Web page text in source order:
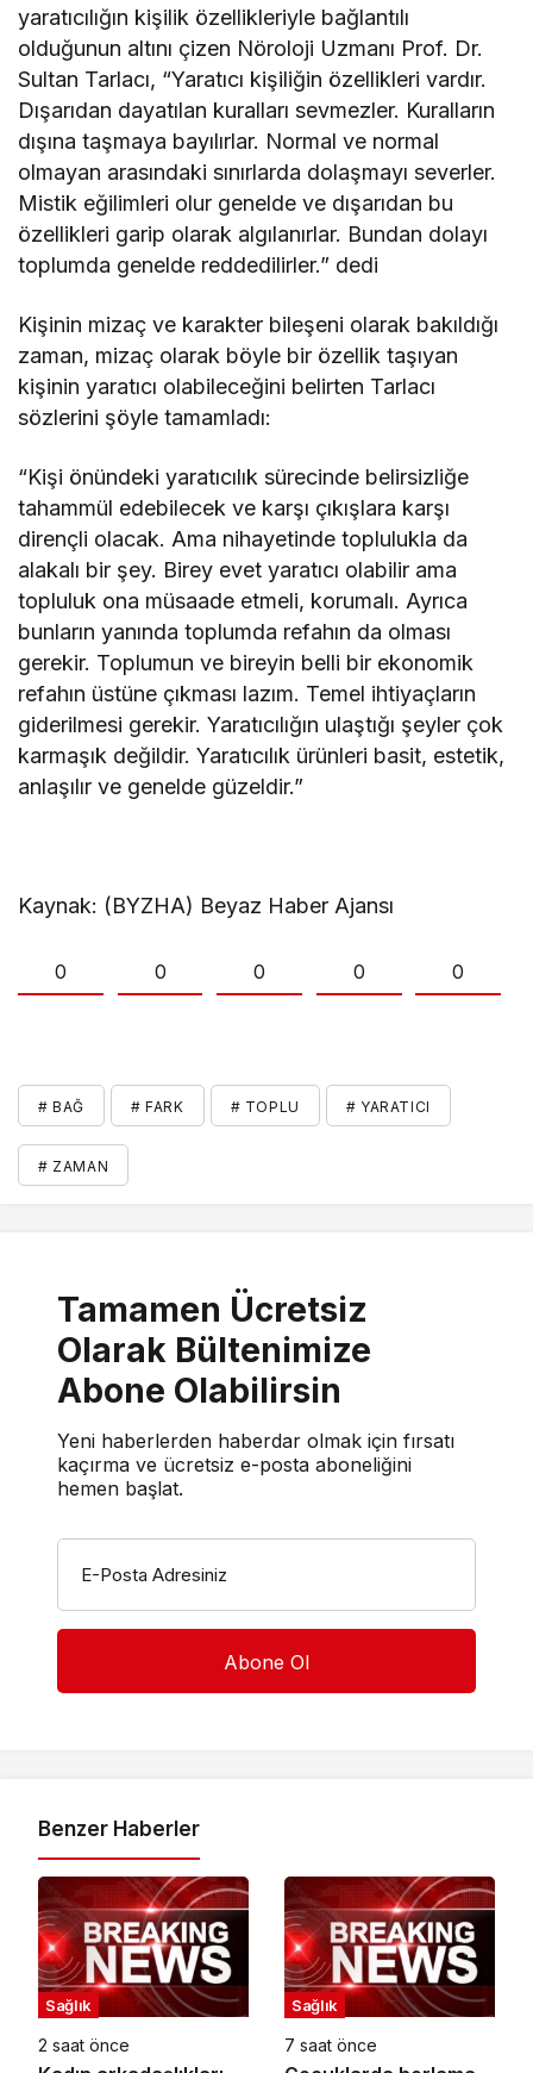
yaratıcılığın kişilik özellikleriyle bağlantılı
olduğunun altını çizen Nöroloji Uzmanı Prof. Dr.
Sultan Tarlacı, “Yaratıcı kişiliğin özellikleri vardır.
Dışarıdan dayatılan kuralları sevmezler. Kuralların
dışına taşmaya bayılırlar. Normal ve normal
olmayan arasındaki sınırlarda dolaşmayı severler.
Mistik eğilimleri olur genelde ve dışarıdan bu
özellikleri garip olarak algılanırlar. Bundan dolayı
toplumda genelde reddedilirler.” dedi
Kişinin mizaç ve karakter bileşeni olarak bakıldığı
zaman, mizaç olarak böyle bir özellik taşıyan
kişinin yaratıcı olabileceğini belirten Tarlacı
sözlerini şöyle tamamladı:
“Kişi önündeki yaratıcılık sürecinde belirsizliğe
tahammül edebilecek ve karşı çıkışlara karşı
dirençli olacak. Ama nihayetinde toplulukla da
alakalı bir şey. Birey evet yaratıcı olabilir ama
topluluk ona müsaade etmeli, korumalı. Ayrıca
bunların yanında toplumda refahın da olması
gerekir. Toplumun ve bireyin belli bir ekonomik
refahın üstüne çıkması lazım. Temel ihtiyaçların
giderilmesi gerekir. Yaratıcılığın ulaştığı şeyler çok
karmaşık değildir. Yaratıcılık ürünleri basit, estetik,
anlaşılır ve genelde güzeldir.”
Kaynak: (BYZHA) Beyaz Haber Ajansı
0 0 0 0 0
# BAĞ # FARK # TOPLU # YARATICI
# ZAMAN
Tamamen Ücretsiz
Olarak Bültenimize
Abone Olabilirsin
Yeni haberlerden haberdar olmak için fırsatı
kaçırma ve ücretsiz e-posta aboneliğini
hemen başlat.
E-Posta Adresiniz
Benzer Haberler
Sağlık
2 saat önce
Sağlık
7 saat önce